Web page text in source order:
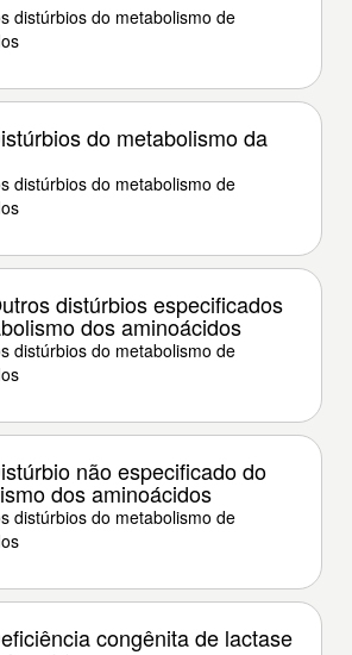
distúrbios do metabolismo de
do metabolismo da
distúrbios do metabolismo de
distúrbios especificados
dos aminoácidos
distúrbios do metabolismo de
não especificado do
dos aminoácidos
distúrbios do metabolismo de
congênita de lactase